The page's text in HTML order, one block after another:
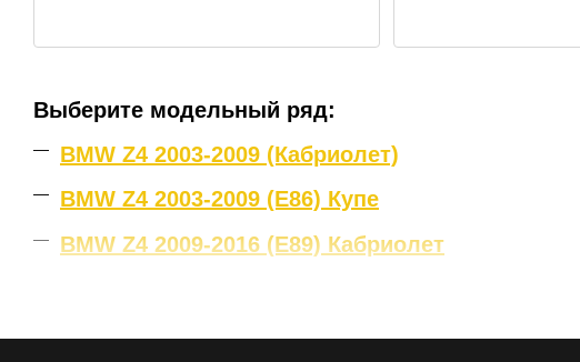
Выберите модельный ряд:
BMW Z4 2003-2009 (Кабриолет)
BMW Z4 2003-2009 (E86) Купе
BMW Z4 2009-2016 (E89) Кабриолет